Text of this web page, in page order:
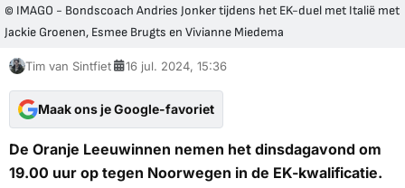
© IMAGO - Bondscoach Andries Jonker tijdens het EK-duel met Italië met
Jackie Groenen, Esmee Brugts en Vivianne Miedema
Tim van Sintfiet 16 jul. 2024, 15:36
Maak ons je Google-favoriet
De Oranje Leeuwinnen nemen het dinsdagavond om
19.00 uur op tegen Noorwegen in de EK-kwalificatie.